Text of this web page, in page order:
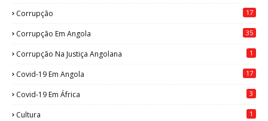
Corrupção 17
Corrupção Em Angola 35
Corrupção Na Justiça Angolana 1
Covid-19 Em Angola 17
Covid-19 Em África 3
Cultura 1